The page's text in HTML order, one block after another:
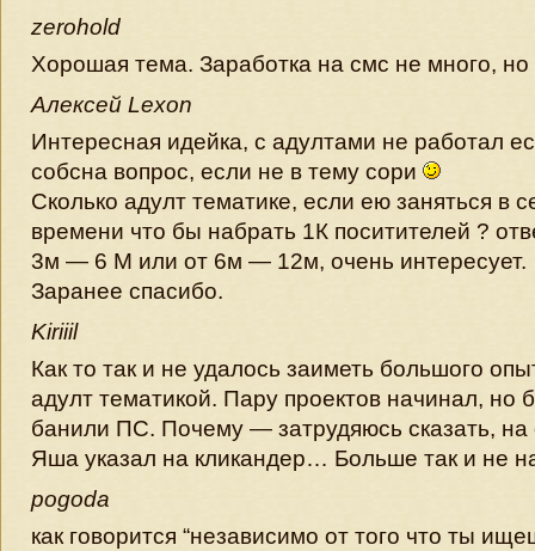
zerohold
Хорошая тема. Заработка на смс не много, но
Алексей Lexon
Интересная идейка, с адултами не работал
собсна вопрос, если не в тему сори
Сколько адулт тематике, если ею заняться в
времени что бы набрать 1К поситителей ?
3м — 6 М или от 6м — 12м, очень интересует.
Заранее спасибо.
Kiriiil
Как то так и не удалось заиметь большого
адулт тематикой. Пару проектов начинал, но
банили ПС. Почему — затрудяюсь сказать, на
Яша указал на кликандер… Больше так и не
pogoda
как говорится “независимо от того что ты